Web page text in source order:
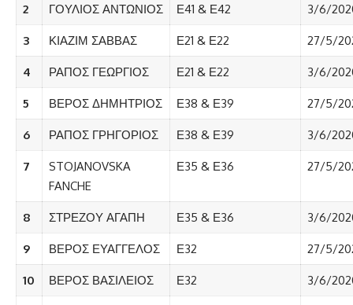
2 ΓΟΥΛΙΟΣ ΑΝΤΩΝΙΟΣ Ε41 & Ε42 3/6/
3 ΚΙΑΖΙΜ ΣΑΒΒΑΣ Ε21 & Ε22 27/5/
4 ΡΑΠΟΣ ΓΕΩΡΓΙΟΣ Ε21 & Ε22 3/6/
5 ΒΕΡΟΣ ΔΗΜΗΤΡΙΟΣ Ε38 & Ε39 27/5/
6 ΡΑΠΟΣ ΓΡΗΓΟΡΙΟΣ Ε38 & Ε39 3/6/
7
STOJANOVSKA
FANCHE
Ε35 & Ε36 27/5/
8 ΣΤΡΕΖΟΥ ΑΓΑΠΗ Ε35 & Ε36 3/6/
9 ΒΕΡΟΣ ΕΥΑΓΓΕΛΟΣ Ε32 27/5/
10 ΒΕΡΟΣ ΒΑΣΙΛΕΙΟΣ Ε32 3/6/